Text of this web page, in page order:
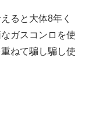
ると大体8年く
ガスコンロを使
ねて騙し騙し使